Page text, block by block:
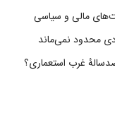
مالی و سیاسی
محدود نمی‌ماند
غرب استعماری؟